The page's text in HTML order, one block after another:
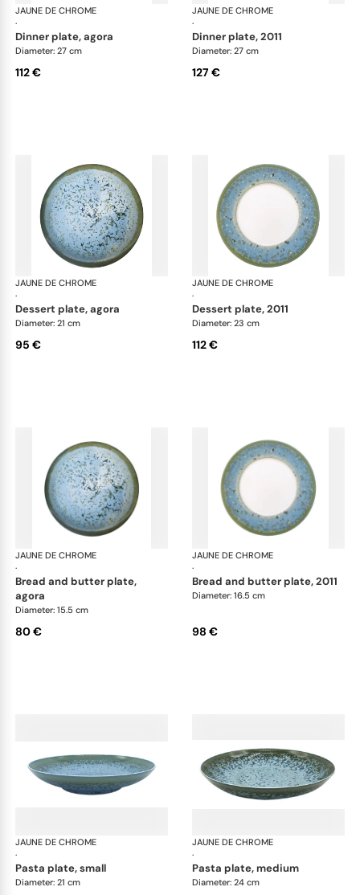
JAUNE DE CHROME
·
Nymphéa
dinner plate, agora
Diameter: 27 cm
112 €
JAUNE DE CHROME
·
dinner plate, 2011
Diameter: 27 cm
127 €
JAUNE DE CHROME
·
Nymphéa
dessert plate, agora
Diameter: 21 cm
95 €
JAUNE DE CHROME
·
dessert plate, 2011
Diameter: 23 cm
112 €
JAUNE DE CHROME
·
Nymphéa
bread and butter plate,
agora
Diameter: 15.5 cm
80 €
JAUNE DE CHROME
·
bread and butter plate, 2011
Diameter: 16.5 cm
98 €
JAUNE DE CHROME
·
Nymphéa
pasta plate, small
Diameter: 21 cm
JAUNE DE CHROME
·
pasta plate, medium
Diameter: 24 cm